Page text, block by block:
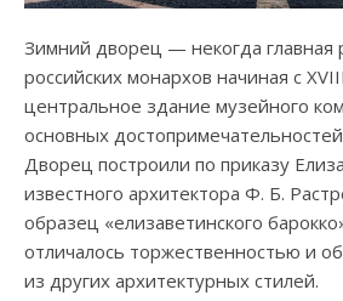
Зимний дворец — некогда главная
российских монархов начиная с
центральное здание музейного
основных
Дворец построили по приказу
известного архитектора Ф. Б.
образец «елизаветинского
отличалось торжественностью и
из других архитектурных стилей.